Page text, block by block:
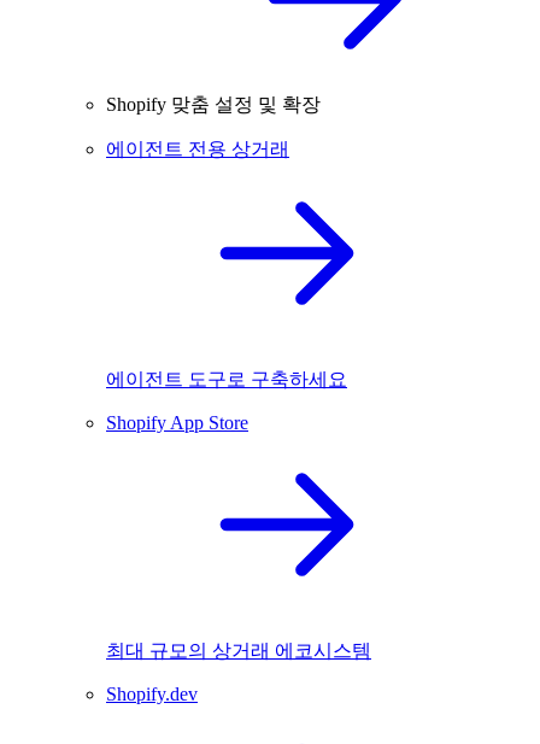
Shopify 맞춤 설정 및 확장
에이전트 전용 상거래
에이전트 도구로 구축하세요
Shopify App Store
최대 규모의 상거래 에코시스템
Shopify.dev